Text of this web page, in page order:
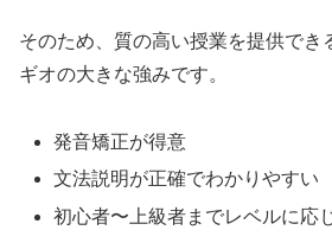
そのため、質の高い授業を提供でき
ギオの大きな強みです。
発音矯正が得意
文法説明が正確でわかりやすい
初心者〜上級者までレベルに応